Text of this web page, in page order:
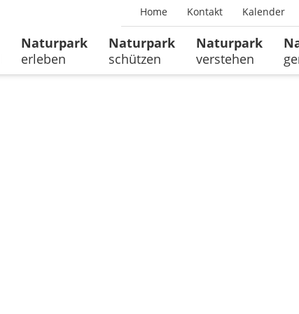
Home Kontakt Kalender
Naturpark
erleben
Naturpark
schützen
Naturpark
verstehen